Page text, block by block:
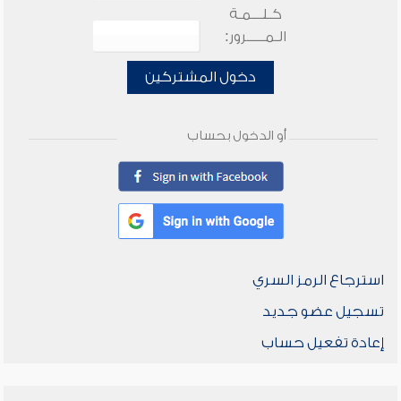
كـلـــمـة
الـمـــــرور:
دخول المشتركين
أو الدخول بحساب
استرجاع الرمز السري
تسجيل عضو جديد
إعادة تفعيل حساب